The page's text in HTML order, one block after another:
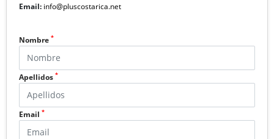
Email: info@pluscostarica.net
Nombre *
Apellidos *
Email *